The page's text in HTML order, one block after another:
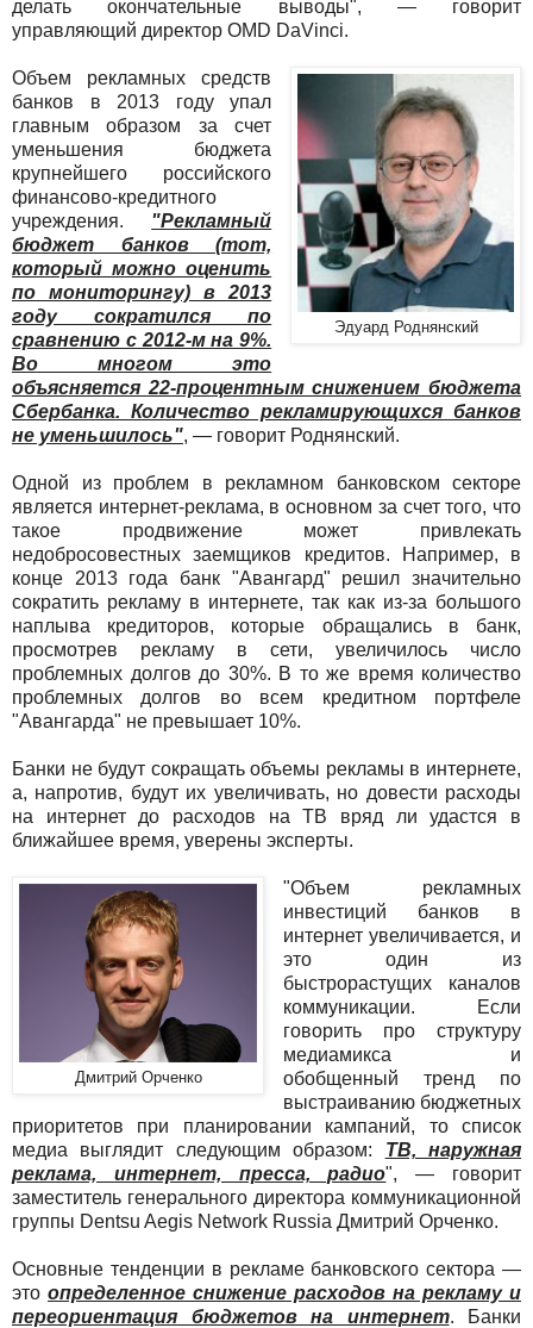
делать окончательные выводы", — говорит
управляющий директор OMD DaVinci.
Эдуард Роднянский
Объем рекламных средств
банков в 2013 году упал
главным образом за счет
уменьшения бюджета
крупнейшего российского
финансово-кредитного
учреждения. "Рекламный
бюджет банков (тот,
который можно оценить
по мониторингу) в 2013
году сократился по
сравнению с 2012-м на 9%.
Во многом это
объясняется 22-процентным снижением бюджета
Сбербанка. Количество рекламирующихся банков
не уменьшилось", — говорит Роднянский.
Одной из проблем в рекламном банковском секторе
является интернет-реклама, в основном за счет того, что
такое продвижение может привлекать
недобросовестных заемщиков кредитов. Например, в
конце 2013 года банк "Авангард" решил значительно
сократить рекламу в интернете, так как из-за большого
наплыва кредиторов, которые обращались в банк,
просмотрев рекламу в сети, увеличилось число
проблемных долгов до 30%. В то же время количество
проблемных долгов во всем кредитном портфеле
"Авангарда" не превышает 10%.
Банки не будут сокращать объемы рекламы в интернете,
а, напротив, будут их увеличивать, но довести расходы
на интернет до расходов на ТВ вряд ли удастся в
ближайшее время, уверены эксперты.
Дмитрий Орченко
"Объем рекламных
инвестиций банков в
интернет увеличивается, и
это один из
быстрорастущих каналов
коммуникации. Если
говорить про структуру
медиамикса и
обобщенный тренд по
выстраиванию бюджетных
приоритетов при планировании кампаний, то список
медиа выглядит следующим образом: ТВ, наружная
реклама, интернет, пресса, радио", — говорит
заместитель генерального директора коммуникационной
группы Dentsu Aegis Network Russia Дмитрий Орченко.
Основные тенденции в рекламе банковского сектора —
это определенное снижение расходов на рекламу и
переориентация бюджетов на интернет. Банки